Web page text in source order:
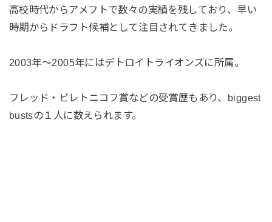
高校時代からアメフトで数々の実績を残しており、早い
時期からドラフト候補として注目されてきました。
2003年～2005年にはデトロイトライオンズに所属。
フレッド・ビレトニコフ賞などの受賞歴もあり、biggest
bustsの１人に数えられます。